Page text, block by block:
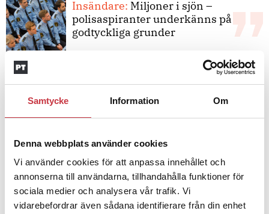
Samtycke Information Om
Denna webbplats använder cookies
Vi använder cookies för att anpassa innehållet och
annonserna till användarna, tillhandahålla funktioner för
sociala medier och analysera vår trafik. Vi
vidarebefordrar även sådana identifierare från din enhet
Insändare: Miljoner i sjön –
polisaspiranter underkänns på
godtyckliga grunder
– nu ska han lära sig grunderna
4 juni 2026
Polisregionen erkänner fel: ”Kommer
att rättas till”